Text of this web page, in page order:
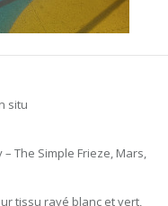
situ
The Simple Frieze, Mars,
tissu rayé blanc et vert,